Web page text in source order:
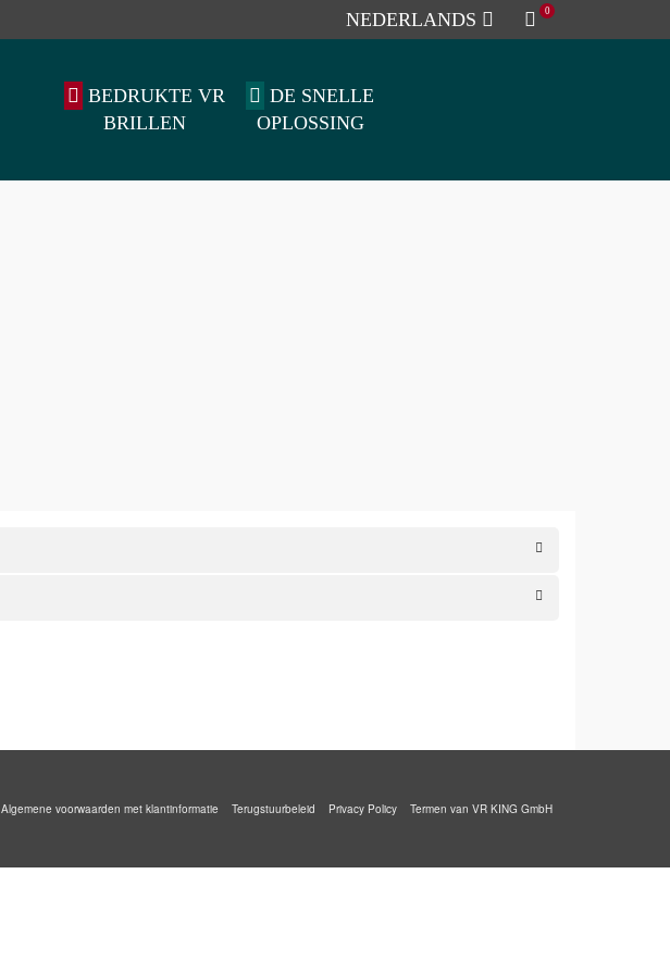
0
NEDERLANDS
BEDRUKTE VR
BRILLEN
DE SNELLE
OPLOSSING
Algemene voorwaarden met klantinformatie Terugstuurbeleid Privacy Policy Termen van VR KING GmbH